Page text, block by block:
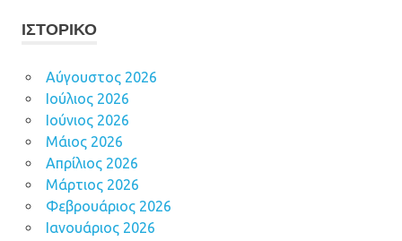
ΙΣΤΟΡΙΚΌ
Αύγουστος 2026
Ιούλιος 2026
Ιούνιος 2026
Μάιος 2026
Απρίλιος 2026
Μάρτιος 2026
Φεβρουάριος 2026
Ιανουάριος 2026